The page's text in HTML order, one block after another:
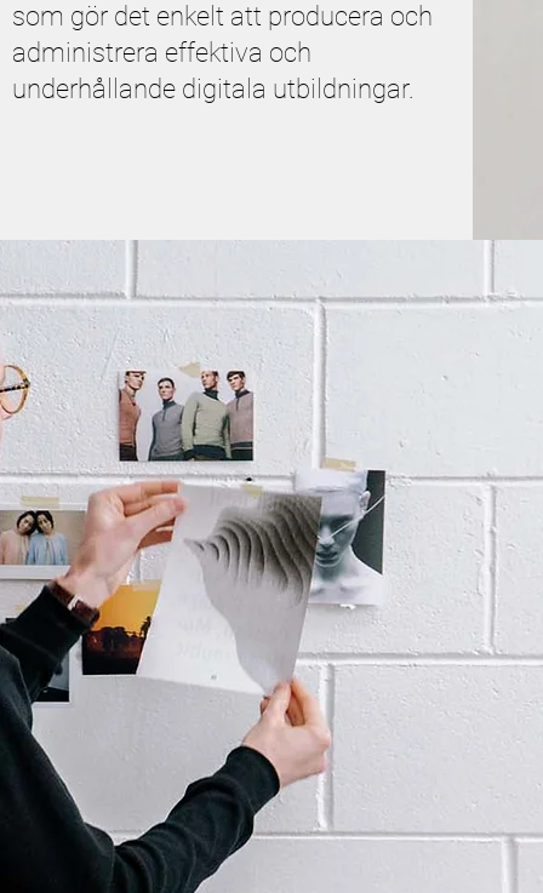
som gör det enkelt att producera och
administrera effektiva och
underhållande digitala utbildningar.